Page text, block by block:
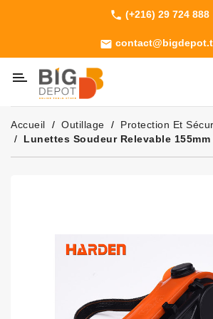
phone (+216) 29 724 888
email
Machines
Outillage
Jardinage
Consommables
Accueil Outillage Protection Et
Lunettes Soudeur Relevable 155mm